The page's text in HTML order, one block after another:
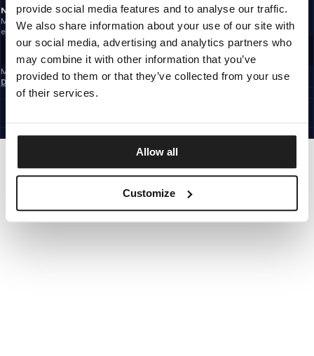
provide social media features and to analyse our traffic.
We also share information about your use of our site with
our social media, advertising and analytics partners who
may combine it with other information that you’ve
provided to them or that they’ve collected from your use
of their services.
Allow all
Customize
NEWSLETTER
Möchtest du Informationen über die neuesten Aktionen und Neuigkeiten
erhalten?
Email address
REGISTRIEREN SIE SICH
Mit der Anmeldung zum Newsletter bestätigst du, dass du die
Datenschutzerklärung gelesen hast.
GEHE NACH OBEN